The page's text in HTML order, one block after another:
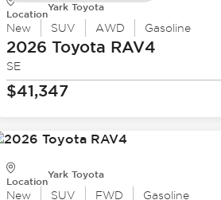
Location
Yark Toyota
New SUV AWD Gasoline
2026 Toyota RAV4
SE
$41,347
Location
Yark Toyota
New SUV FWD Gasoline